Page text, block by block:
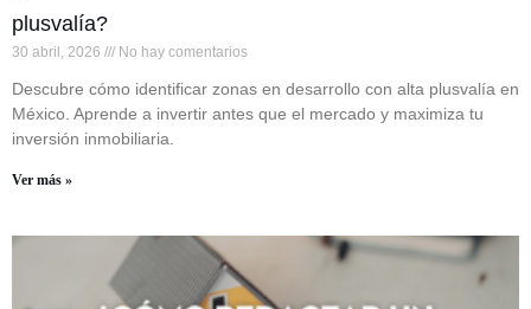
plusvalía?
30 abril, 2026 No hay comentarios
Descubre cómo identificar zonas en desarrollo con alta plusvalía en
México. Aprende a invertir antes que el mercado y maximiza tu
inversión inmobiliaria.
Ver más »